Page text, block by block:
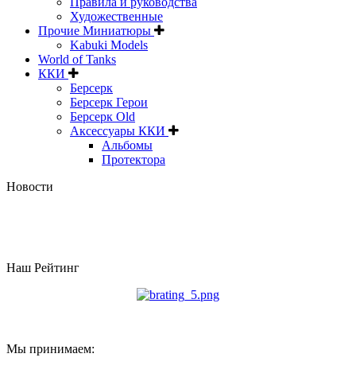
Художественные
Прочие Миниатюры
Kabuki Models
World of Tanks
ККИ
Берсерк
Берсерк Герои
Берсерк Old
Аксессуары ККИ
Альбомы
Протектора
Новости
Наш Рейтинг
Мы принимаем: